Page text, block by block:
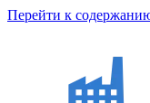
Перейти к